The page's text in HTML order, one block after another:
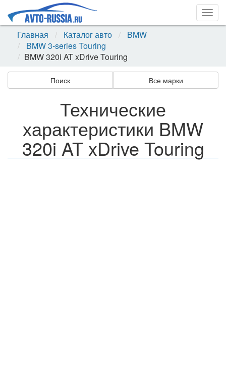
Главная
Каталог авто
BMW
BMW 3-series Touring
BMW 320i AT xDrive Touring
Поиск Все марки
Технические
характеристики BMW
320i AT xDrive Touring